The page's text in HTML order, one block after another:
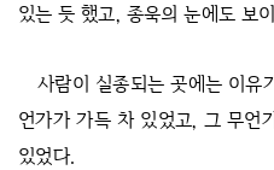
있는 듯 했고, 종욱의 눈에도 보
사람이 실종되는 곳에는 이유
언가가 가득 차 있었고, 그 무언
있었다.